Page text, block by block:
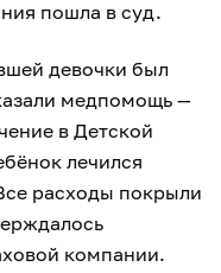
пошла в суд.
девочки был
медпомощь —
в Детской
лечился
расходы покрыли
компании.